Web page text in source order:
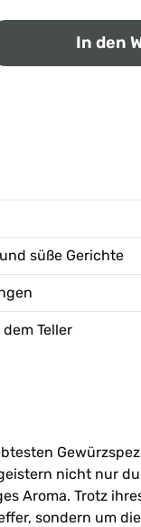
In den
süße Gerichte
Teller
nicht nur
Aroma. Trotz
sondern um